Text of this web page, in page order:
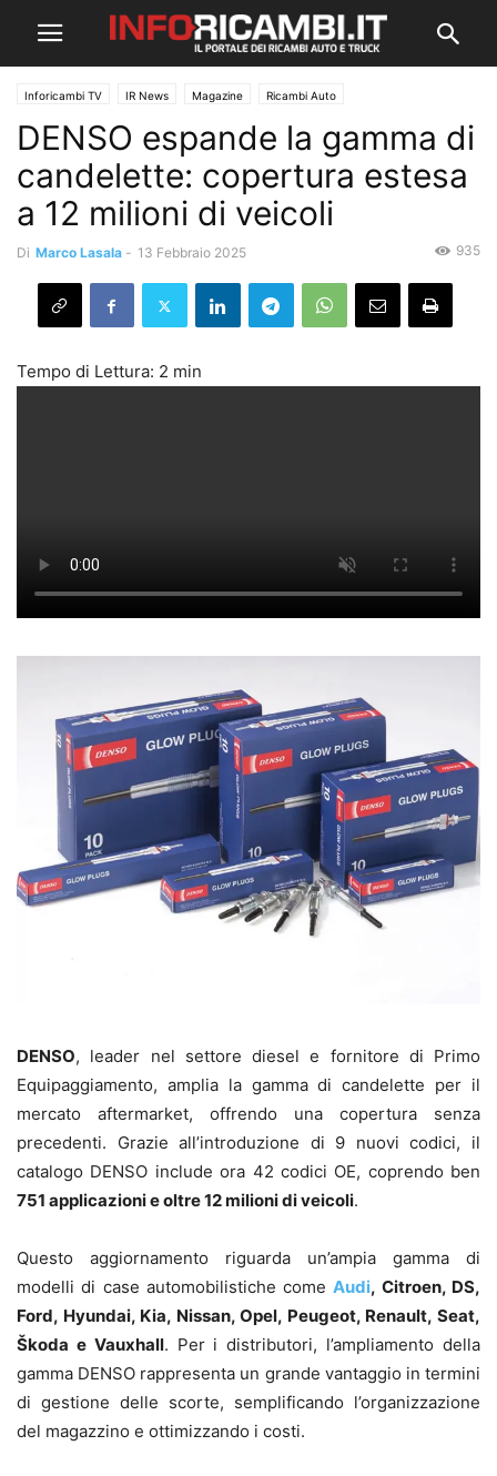
Inforicambi TV IR News Magazine Ricambi Auto
DENSO espande la gamma di
candelette: copertura estesa
a 12 milioni di veicoli
Di Marco Lasala - 13 Febbraio 2025 935
DENSO, leader nel settore diesel e fornitore di Primo
Equipaggiamento, amplia la gamma di candelette per il
mercato aftermarket, offrendo una copertura senza
precedenti. Grazie all’introduzione di 9 nuovi codici, il
catalogo DENSO include ora 42 codici OE, coprendo ben
751 applicazioni e oltre 12 milioni di veicoli.
Questo aggiornamento riguarda un’ampia gamma di
modelli di case automobilistiche comeAudi, Citroen, DS,
Ford, Hyundai, Kia, Nissan, Opel, Peugeot, Renault, Seat,
Škoda e Vauxhall. Per i distributori, l’ampliamento della
gamma DENSO rappresenta un grande vantaggio in termini
di gestione delle scorte, semplificando l’organizzazione
del magazzino e ottimizzando i costi.